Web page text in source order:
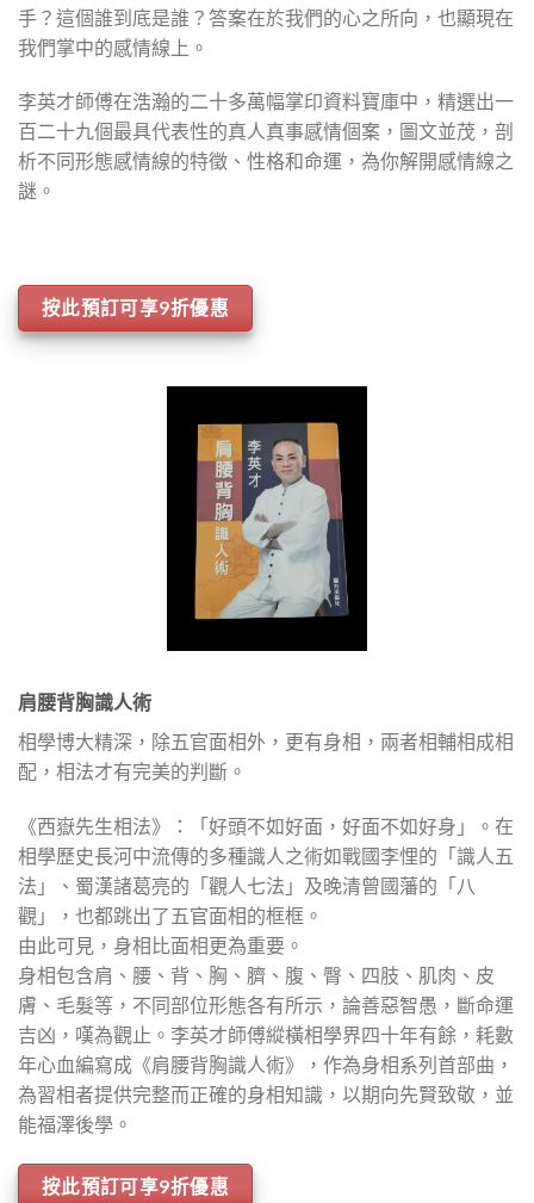
手？這個誰到底是誰？答案在於我們的心之所向，也顯現在
我們掌中的感情線上。
李英才師傅在浩瀚的二十多萬幅掌印資料寶庫中，精選出一
百二十九個最具代表性的真人真事感情個案，圖文並茂，剖
析不同形態感情線的特徵、性格和命運，為你解開感情線之
謎。
按此預訂可享9折優惠
肩腰背胸識人術
相學博大精深，除五官面相外，更有身相，兩者相輔相成相
配，相法才有完美的判斷。
《西嶽先生相法》：「好頭不如好面，好面不如好身」。在
相學歷史長河中流傳的多種識人之術如戰國李悝的「識人五
法」、蜀漢諸葛亮的「觀人七法」及晚清曾國藩的「八
觀」，也都跳出了五官面相的框框。
由此可見，身相比面相更為重要。
身相包含肩、腰、背、胸、臍、腹、臀、四肢、肌肉、皮
膚、毛髮等，不同部位形態各有所示，論善惡智愚，斷命運
吉凶，嘆為觀止。李英才師傅縱橫相學界四十年有餘，耗數
年心血編寫成《肩腰背胸識人術》，作為身相系列首部曲，
為習相者提供完整而正確的身相知識，以期向先賢致敬，並
能福澤後學。
按此預訂可享9折優惠